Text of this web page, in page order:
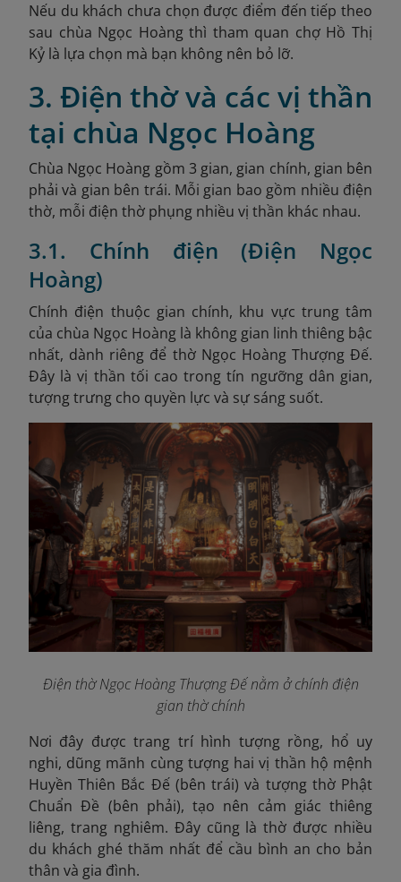
Nếu du khách chưa chọn được điểm đến tiếp theo
sau chùa Ngọc Hoàng thì tham quan chợ Hồ Thị
Kỷ là lựa chọn mà bạn không nên bỏ lỡ.
3. Điện thờ và các vị thần
tại chùa Ngọc Hoàng
Chùa Ngọc Hoàng gồm 3 gian, gian chính, gian bên
phải và gian bên trái. Mỗi gian bao gồm nhiều điện
thờ, mỗi điện thờ phụng nhiều vị thần khác nhau.
3.1. Chính điện (Điện Ngọc
Hoàng)
Chính điện thuộc gian chính, khu vực trung tâm
của chùa Ngọc Hoàng là không gian linh thiêng bậc
nhất, dành riêng để thờ Ngọc Hoàng Thượng Đế.
Đây là vị thần tối cao trong tín ngưỡng dân gian,
tượng trưng cho quyền lực và sự sáng suốt.
Điện thờ Ngọc Hoàng Thượng Đế nằm ở chính điện
gian thờ chính
Nơi đây được trang trí hình tượng rồng, hổ uy
nghi, dũng mãnh cùng tượng hai vị thần hộ mệnh
Huyền Thiên Bắc Đế (bên trái) và tượng thờ Phật
Chuẩn Đề (bên phải), tạo nên cảm giác thiêng
liêng, trang nghiêm. Đây cũng là thờ được nhiều
du khách ghé thăm nhất để cầu bình an cho bản
thân và gia đình.